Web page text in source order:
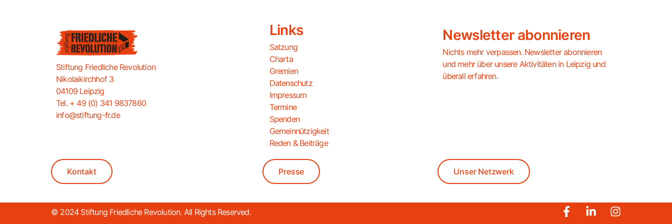
Stiftung Friedliche Revolution
Nikolaikirchhof 3
04109 Leipzig
Tel. + 49 (0) 341 9837860
info@stiftung-fr.de
Links
Satzung
Charta
Gremien
Datenschutz
Impressum
Termine
Spenden
Gemeinnützigkeit
Reden & Beiträge
Newsletter abonnieren
Nichts mehr verpassen. Newsletter abonnieren
und mehr über unsere Aktivitäten in Leipzig und
überall erfahren.
Kontakt Presse Unser Netzwerk
© 2024 Stiftung Friedliche Revolution. All Rights Reserved.